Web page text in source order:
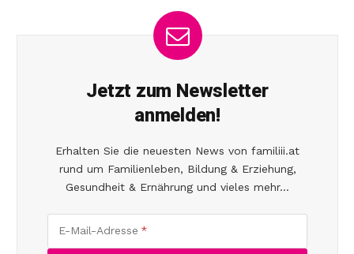
Jetzt zum Newsletter
anmelden!
Erhalten Sie die neuesten News von familiii.at
rund um Familienleben, Bildung & Erziehung,
Gesundheit & Ernährung und vieles mehr...
E-Mail-Adresse